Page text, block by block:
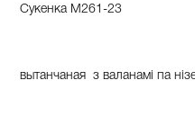
Сукенка М261-23
вытанчаная з валанамі па